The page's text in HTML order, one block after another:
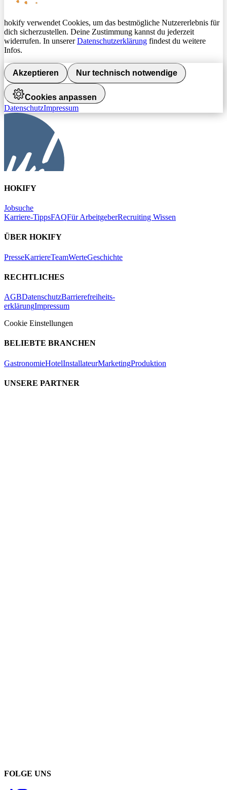
hokify verwendet Cookies, um das bestmögliche Nutzererlebnis für
dich sicherzustellen. Deine Zustimmung kannst du jederzeit
widerrufen. In unsererDatenschutzerklärung findest du weitere
Infos.
Akzeptieren Nur technisch notwendige
Cookies anpassen
DatenschutzImpressum
HOKIFY
Jobsuche
Karriere-TippsFAQFür ArbeitgeberRecruiting Wissen
ÜBER HOKIFY
PresseKarriereTeamWerteGeschichte
RECHTLICHES
AGBDatenschutzBarrierefreiheits-
erklärungImpressum
Cookie Einstellungen
BELIEBTE BRANCHEN
GastronomieHotelInstallateurMarketingProduktion
UNSERE PARTNER
FOLGE UNS